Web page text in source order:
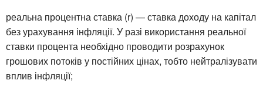
реальна процентна ставка (r) — ставка доходу на капітал
без урахування інфляції. У разі використання реальної
ставки процента необхідно проводити розрахунок
грошових потоків у постійних цінах, тобто нейтралізувати
вплив інфляції;